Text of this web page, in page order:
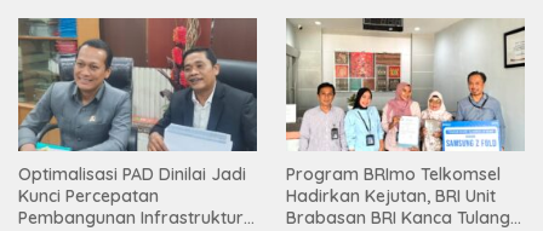
Optimalisasi PAD Dinilai Jadi
Kunci Percepatan
Pembangunan Infrastruktur
Program BRImo Telkomsel
Hadirkan Kejutan, BRI Unit
Brabasan BRI Kanca Tulang